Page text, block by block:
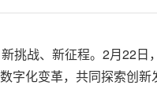
挑战、新征程。2月22日
字化变革，共同探索创新